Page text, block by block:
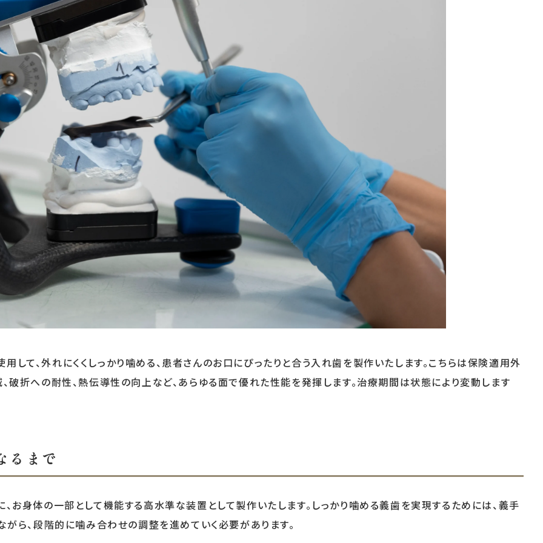
て、外れにくくしっかり噛める、患者さんのお口にぴったりと合う入れ歯を製作いたします。こちらは保険適用外
破折への耐性、熱伝導性の向上など、あらゆる面で優れた性能を発揮します。治療期間は状態により変動します
るまで
お身体の一部として機能する高水準な装置として製作いたします。しっかり噛める義歯を実現するためには、義手
がら、段階的に噛み合わせの調整を進めていく必要があります。